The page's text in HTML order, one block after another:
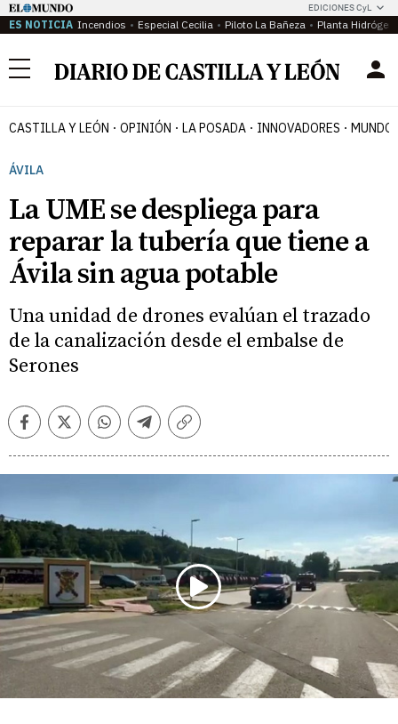
EDICIONES CyL
ES NOTICIA Incendios Especial Cecilia Piloto La Bañeza Planta
Menú
CASTILLA Y LEÓN OPINIÓN LA POSADA INNOVADORES MUNDO
ÁVILA
La UME se despliega para
reparar la tubería que tiene a
Ávila sin agua potable
Una unidad de drones evalúan el trazado
de la canalización desde el embalse de
Serones
FacebookTwitterWhatsappTelegramCopiar